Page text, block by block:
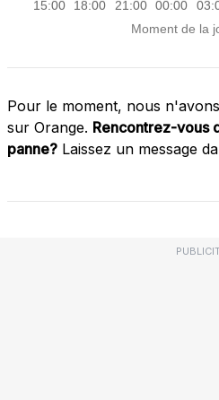
Pour le moment, nous
sur Orange. Rencontrez-vous
panne? Laissez un message